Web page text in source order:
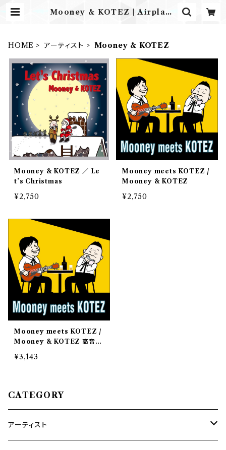
Mooney & KOTEZ | Airplane
HOME アーティスト Mooney & KOTEZ
Mooney & KOTEZ ／ Le
t’s Christmas
¥2,750
Mooney meets KOTEZ /
Mooney & KOTEZ
¥2,750
Mooney meets KOTEZ /
Mooney & KOTEZ 高音質
音源データ(48k24bit)
¥3,143
CATEGORY
アーティスト